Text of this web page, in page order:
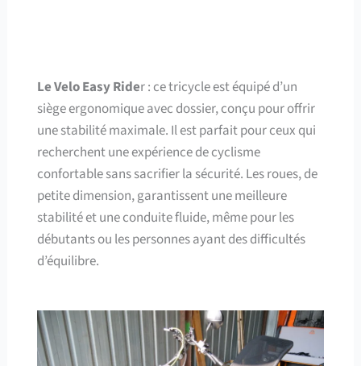
Le Velo Easy Rider : ce tricycle est équipé d’un
siège ergonomique avec dossier, conçu pour offrir
une stabilité maximale. Il est parfait pour ceux qui
recherchent une expérience de cyclisme
confortable sans sacrifier la sécurité. Les roues, de
petite dimension, garantissent une meilleure
stabilité et une conduite fluide, même pour les
débutants ou les personnes ayant des difficultés
d’équilibre.